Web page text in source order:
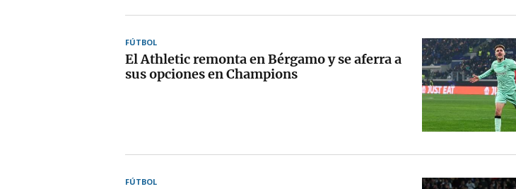
FÚTBOL
El Athletic remonta en Bérgamo y se aferra a
sus opciones en Champions
FÚTBOL